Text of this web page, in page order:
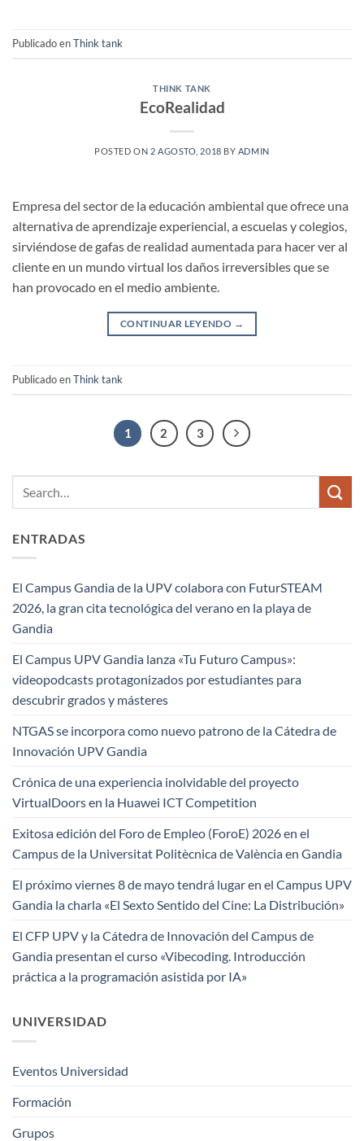
Publicado enThink tank
THINK TANK
EcoRealidad
POSTED ON 2 AGOSTO, 2018 BY ADMIN
Empresa del sector de la educación ambiental que ofrece una
alternativa de aprendizaje experiencial, a escuelas y colegios,
sirviéndose de gafas de realidad aumentada para hacer ver al
cliente en un mundo virtual los daños irreversibles que se
han provocado en el medio ambiente.
CONTINUAR LEYENDO →
Publicado enThink tank
1 2 3
ENTRADAS
El Campus Gandia de la UPV colabora con FuturSTEAM
2026, la gran cita tecnológica del verano en la playa de
Gandia
El Campus UPV Gandia lanza «Tu Futuro Campus»:
videopodcasts protagonizados por estudiantes para
descubrir grados y másteres
NTGAS se incorpora como nuevo patrono de la Cátedra de
Innovación UPV Gandia
Crónica de una experiencia inolvidable del proyecto
VirtualDoors en la Huawei ICT Competition
Exitosa edición del Foro de Empleo (ForoE) 2026 en el
Campus de la Universitat Politècnica de València en Gandia
El próximo viernes 8 de mayo tendrá lugar en el Campus UPV
Gandia la charla «El Sexto Sentido del Cine: La Distribución»
El CFP UPV y la Cátedra de Innovación del Campus de
Gandia presentan el curso «Vibecoding. Introducción
práctica a la programación asistida por IA»
UNIVERSIDAD
Eventos Universidad
Formación
Grupos